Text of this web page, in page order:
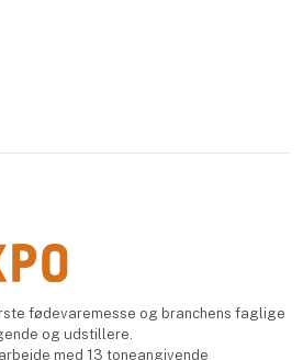
fødevaremesse og branchens faglige
og udstillere.
med 13 toneangivende